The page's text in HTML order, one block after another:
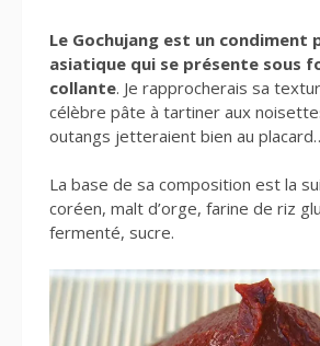
Le Gochujang est un condiment
asiatique qui se présente sous
collante. Je rapprocherais sa
célèbre pâte à tartiner aux
outangs jetteraient bien au
La base de sa composition est la
coréen, malt d’orge, farine de riz
fermenté, sucre.